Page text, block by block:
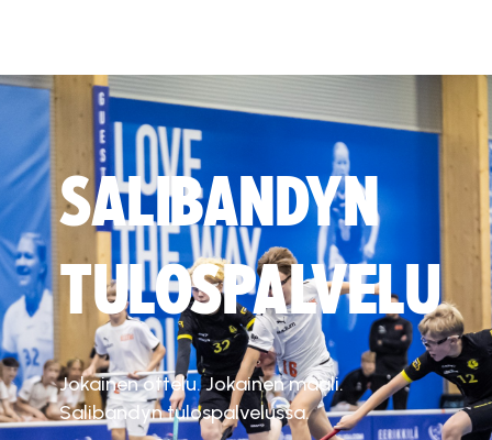
SALIBANDYN
TULOSPALVELU
Jokainen ottelu. Jokainen maali.
Salibandyn tulospalvelussa.